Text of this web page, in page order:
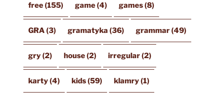
free(155) game(4) games(8)
GRA(3) gramatyka (36) grammar(49)
gry(2) house(2) irregular(2)
karty(4) kids(59) klamry(1)